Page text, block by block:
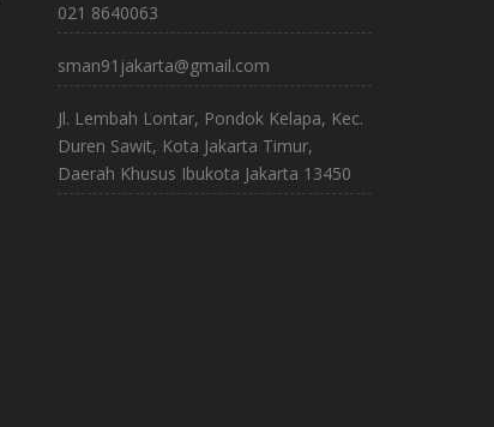
021 8640063
sman91jakarta@gmail.com
Jl. Lembah Lontar, Pondok Kelapa, Kec.
Duren Sawit, Kota Jakarta Timur,
Daerah Khusus Ibukota Jakarta 13450